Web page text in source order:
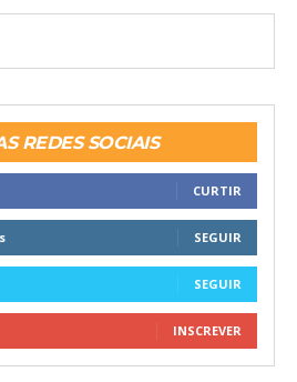
REDES SOCIAIS
CURTIR
SEGUIR
SEGUIR
INSCREVER